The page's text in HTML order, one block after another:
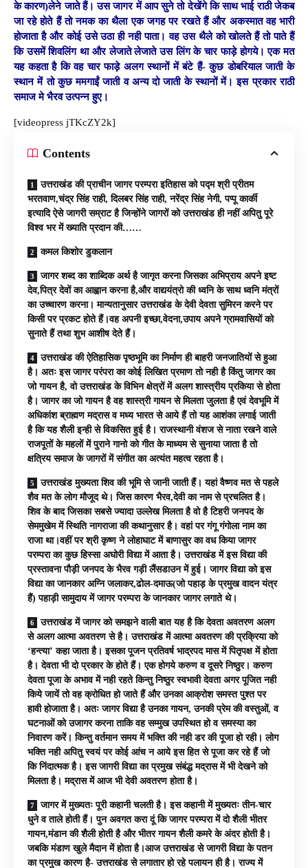
के कारण)लेने जाते हैं। उस जागर में आप सुने तो देखेंगे कि साथ भाई राठी जेकब
जा रहे होते हैं तो नमक का थैला एक जगह पर रखते हैं और अकस्मात वह भारी
होजाता है और कोई उसे उठा ही नही पाता। वह उस थैले को खोलते हैं तो पाते हैं
कि उसमें शिवलिंग था और लेजाते लेजाते उस लिंग के चार फाड़े होगये। एक मत
यह कहता है कि वह चार फाड़े अलग स्थानों में बंटे हैं- कुछ डोबरियाल जाती के
स्थान में तो कुछ ममगाईं जाती व अन्य दो जाती के स्थानों में। इस प्रकार राठी
समाज मे भैरव उत्पन्न हुए।
[videopress jTKcZY2k]
Contents
उत्तराखंड की प्राचीन जागर परम्परा इतिहास को पद्म श्री प्रीतम
भरतवाण,चंद्र सिंह राही, दिलबर सिंह राही, नरेंद्र सिंह नेगी, पप्पू कार्की
इत्यादि ऐसे जागरी सम्राट है जिन्होंने जागरों को उत्तराखंड ही नहीं अपितु पूरे
विश्व भर में ख्याति प्रदान की……
कमल किशोर डुकलान
जागर शब्द का शाब्दिक अर्थ है जागृत करना जिसका अभिप्राय अपने इष्ट
देव,पित्र देवों का आह्वान करना है,और वाद्ययंत्रो की ध्वनि के साथ ध्वनि मंत्रों
का उच्चारण करना। मान्यतानुसार उत्तराखंड के देवी देवता सुमिरन करने पर
किसी पर प्रकट होते हैं।वह अपनी इच्छा,वेदना,उपाय अपने ग्रामवासियों को
सुनाते हैं तथा शुभ आशीष देते हैं।
उत्तराखंड की ऐतिहासिक पृष्ठभूमि का निर्माण ही बाहरी जनजातियों से हुआ
है। अतः इस जागर परंपरा का कोई लिखित प्रमाण तो नही है किंतु जागर का
जो गायन है, वो उत्तराखंड के विभिन क्षेत्रों में अलग शास्त्रीय प्रकिया से होता
है। जागर का जो गायन है वह शास्त्री गायन से मिलता जुलता है एवं देवभूमि में
अधिकांश ब्राह्मण मद्रास व मध्य भारत से आये हैं तो यह आशंका लगाई जाती
है कि यह शैली इन्ही से विकसित हुई है। राजस्थानी वंशज से नाता रखने वाले
राजपूतों के महलों में पुराने गानो को गीत के माध्यम से सुनाया जाता है तो
क्षत्रिय समाज के जागरों में संगीत का अत्यंत महत्व रहता है।
उत्तराखंड मुख्यता शिव की भूमि से जानी जाती हैं। यहां वैष्णव मत से पहले
शैव मत के लोग मौजूद थे। जिस कारण भैरव,देवी का नाम से प्रचलित है।
शिव के बाद जिसका सबसे ज्यादा उल्लेख मिलता है वो है टिहरी जनपद के
सेममुखेम में स्थिति नागराजा की कथानुसार है। वहां पर गंगू गंगोला नाम का
राजा था।वहीं पर श्री कृष्ण ने लोहाघाट में बाणासुर का वध किया जागर
परम्परा का कुछ हिस्सा अघोरी विद्या में आता है। उत्तराखंड में इस विद्या की
प्रस्तावना पौड़ी जनपद के भैरव गड़ी लैंसडाउन में हुई। जागर विद्या को इस
विद्या का जानकार अग्नि जलाकर,ढोल-दमाऊ(जो पहाड़ के प्रमुख वादन यंत्र
हैं) पहाड़ी सामुदाय में जागर परम्परा के जानकार जागर लगाते थे।
उत्तराखंड में जागर को समझने वाली बात यह है कि देवता अवतरण अलग
से अलग आत्मा अवतरण से है। उत्तराखंड में आत्मा अवतरण की प्रक्रिया को
‘हन्त्या’ कहा जाता है। इसका पूजन प्रतिवर्ष भाद्रपद मास में पितृपक्ष में होता
है। देवता भी दो प्रकार के होते हैं। एक होगये करुण व दूसरे निष्ठुर। करुण
देवता पूजा के अभाव में नही रहते किन्तु निष्ठुर स्वभावी देवता अगर पूजित नही
किये जायें तो वह क्रोधित हो जाते हैं और उनका आक्रोश समस्त पुश्त पर
हावी होजाता है। अतः जागर विद्या है उनका गायन, उनकी प्रेम की वस्तुओं, व
घटनाओं को उजागर करना ताकि वह सम्मुख उपस्थित हो व समस्या का
निवारण करें। किन्तु वर्तमान समय में भक्ति की नही डर की पूजा हो रही। लोग
भक्ति नही अपितु स्वयं पर कोई आंच न आये इस हित से पूजा कर रहे हैं जो
कि निंदात्मक है। इस जागरी विद्या का प्रमुख संबंद्ध मद्रास में भी देखने को
मिलता है। मद्रास में आज भी देवी अवतरण होता है।
जागर में मुख्यतः पूरी कहानी चलती है। इस कहानी में मुख्यतः तीन-चार
धुने व ताले होती हैं। पुन अवगत करा दूं कि जागर परम्परा में दो शैली भीतर
गायन,मंडान की शैली होती है और भीतर गायन शैली कमरे के अंदर होती है।
जबकि मंडाण खुले मैदान में होता है।आज उत्तराखंड से जागरी विद्या के पतन
का प्रमुख कारण है- उत्तराखंड से लगातार हो रहे पलायन ही है। राज्य में